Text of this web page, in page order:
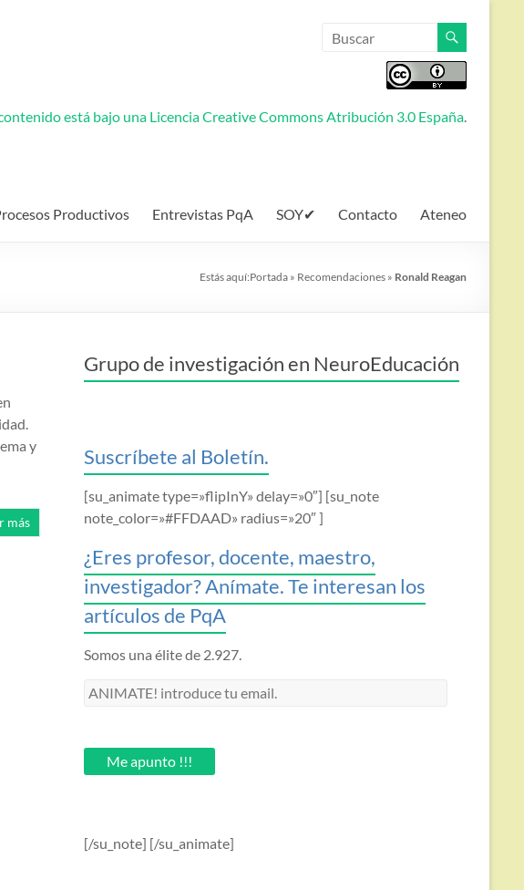
está bajo una Licencia Creative Commons Atribución 3.0 España.
Productivos Entrevistas PqA SOY✔ Contacto Ateneo
Estás aquí:Portada » Recomendaciones » Ronald Reagan
y
más
Grupo de investigación en NeuroEducación
Suscríbete al Boletín.
[su_animate type=»flipInY» delay=»0″] [su_note
note_color=»#FFDAAD» radius=»20″ ]
¿Eres profesor, docente, maestro,
investigador? Anímate. Te interesan los
artículos de PqA
Somos una élite de 2.927.
ANIMATE!
email.Me apunto !!!
[/su_note] [/su_animate]